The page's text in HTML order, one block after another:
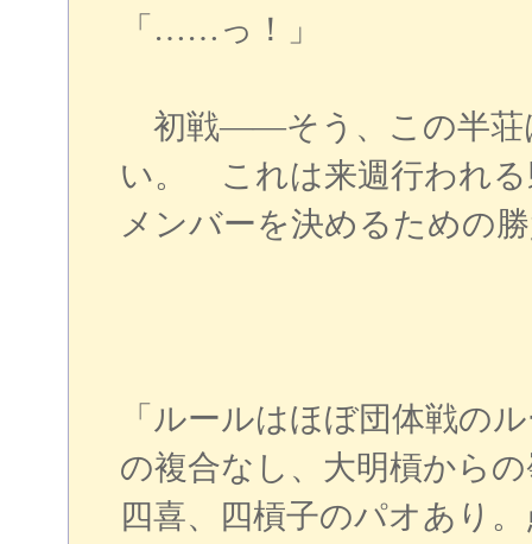
「……っ！」
初戦――そう、この半荘
い。 これは来週行われる
メンバーを決めるための
「ルールはほぼ団体戦の
の複合なし、大明槓から
四喜、四槓子のパオあり